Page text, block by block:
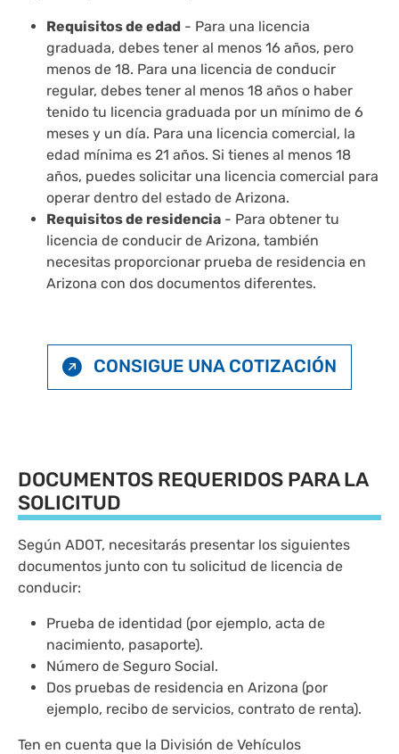
Requisitos de edad - Para una licencia
graduada, debes tener al menos 16 años, pero
menos de 18. Para una licencia de conducir
regular, debes tener al menos 18 años o haber
tenido tu licencia graduada por un mínimo de 6
meses y un día. Para una licencia comercial, la
edad mínima es 21 años. Si tienes al menos 18
años, puedes solicitar una licencia comercial para
operar dentro del estado de Arizona.
Requisitos de residencia - Para obtener tu
licencia de conducir de Arizona, también
necesitas proporcionar prueba de residencia en
Arizona con dos documentos diferentes.
CONSIGUE UNA COTIZACIÓN
DOCUMENTOS REQUERIDOS PARA LA
SOLICITUD
Según ADOT, necesitarás presentar los siguientes
documentos junto con tu solicitud de licencia de
conducir:
Prueba de identidad (por ejemplo, acta de
nacimiento, pasaporte).
Número de Seguro Social.
Dos pruebas de residencia en Arizona (por
ejemplo, recibo de servicios, contrato de renta).
Ten en cuenta que la División de Vehículos